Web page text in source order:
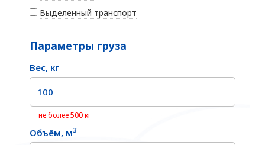
Выделенный транспорт
Параметры груза
Вес, кг
не более 500 кг
Объём, м3